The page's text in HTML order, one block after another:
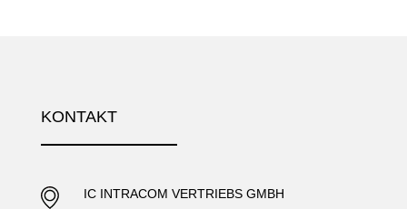
KONTAKT
IC INTRACOM VERTRIEBS GMBH